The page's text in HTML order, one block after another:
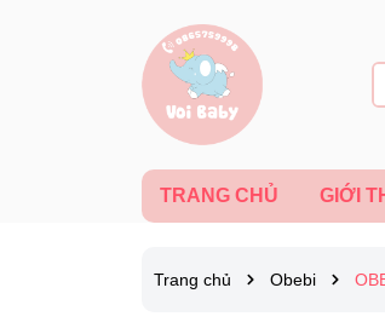
TRANG CHỦ GIỚI
Trang chủ Obebi